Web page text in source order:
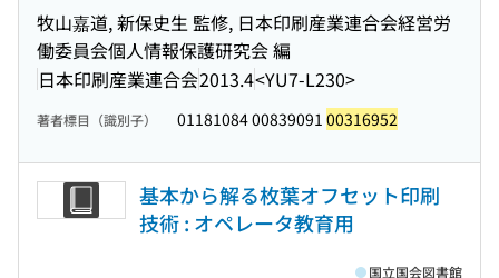
牧山嘉道, 新保史生 監修, 日本印刷産業連合会経営労
働委員会個人情報保護研究会 編
日本印刷産業連合会2013.4<YU7-L230>
著者標目（識別子） 01181084 00839091 00316952
基本から解る枚葉オフセット印刷
技術 : オペレータ教育用
国立国会図書館